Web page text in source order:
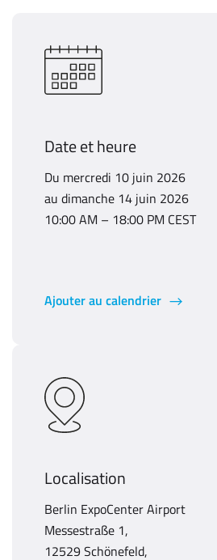
Date et heure
Du mercredi 10 juin 2026
au dimanche 14 juin 2026
10:00 AM – 18:00 PM CEST
Ajouter au calendrier
Localisation
Berlin ExpoCenter Airport
Messestraße 1,
12529 Schönefeld,